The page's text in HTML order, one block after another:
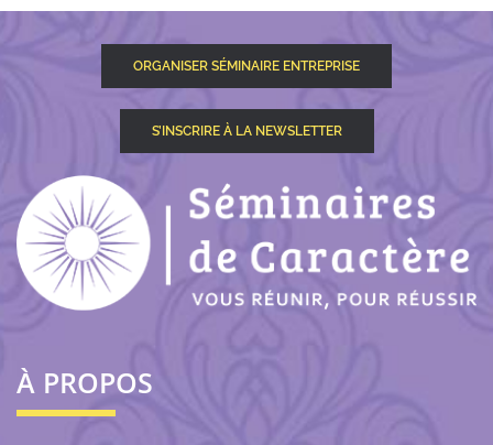
ORGANISER SÉMINAIRE ENTREPRISE
S’INSCRIRE À LA NEWSLETTER
À PROPOS